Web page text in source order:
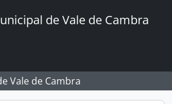
de Vale de Cambra
Vale de Cambra